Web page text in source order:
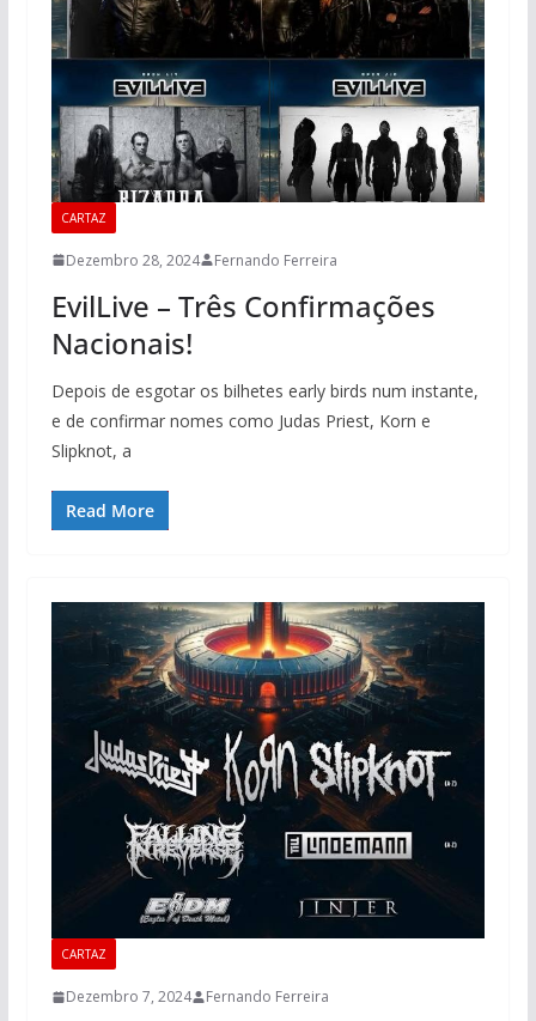
CARTAZ
Dezembro 28, 2024 Fernando Ferreira
EvilLive – Três Confirmações
Nacionais!
Depois de esgotar os bilhetes early birds num instante,
e de confirmar nomes como Judas Priest, Korn e
Slipknot, a
Read More
CARTAZ
Dezembro 7, 2024 Fernando Ferreira